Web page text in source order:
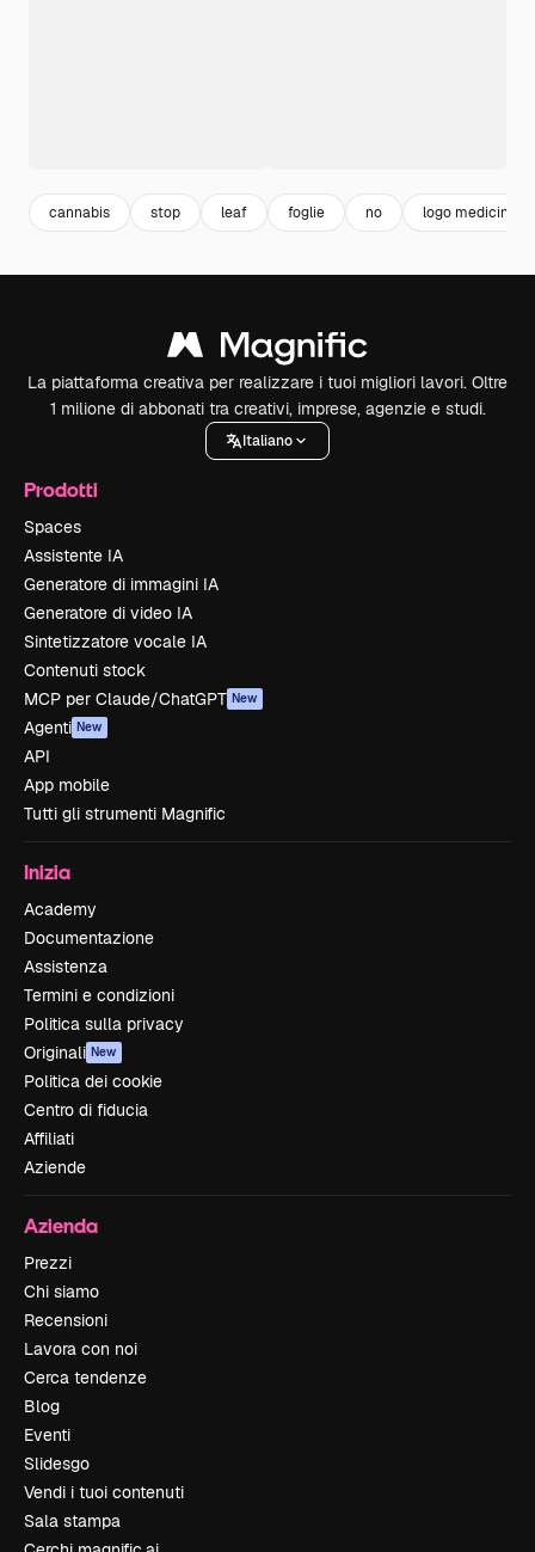
cannabis stop leaf foglie no logo medicina
La piattaforma creativa per realizzare i tuoi migliori lavori. Oltre
1 milione di abbonati tra creativi, imprese, agenzie e studi.
Italiano
Prodotti
Spaces
Assistente IA
Generatore di immagini IA
Generatore di video IA
Sintetizzatore vocale IA
Contenuti stock
MCP per Claude/ChatGPT New
Agenti New
API
App mobile
Tutti gli strumenti Magnific
Inizia
Academy
Documentazione
Assistenza
Termini e condizioni
Politica sulla privacy
Originali New
Politica dei cookie
Centro di fiducia
Affiliati
Aziende
Azienda
Prezzi
Chi siamo
Recensioni
Lavora con noi
Cerca tendenze
Blog
Eventi
Slidesgo
Vendi i tuoi contenuti
Sala stampa